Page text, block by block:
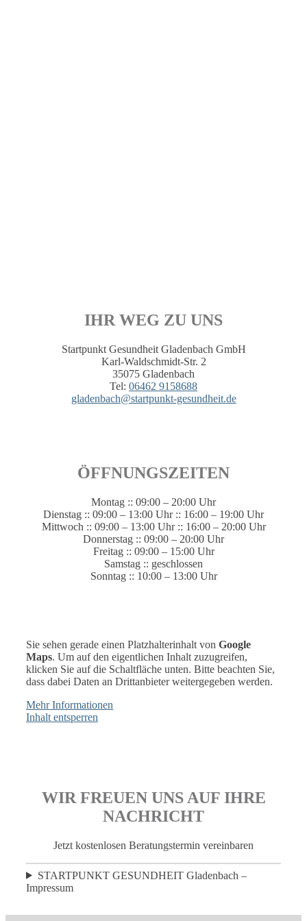
IHR WEG ZU UNS
Startpunkt Gesundheit Gladenbach GmbH
Karl-Waldschmidt-Str. 2
35075 Gladenbach
Tel: 06462 9158688
gladenbach@startpunkt-gesundheit.de
ÖFFNUNGSZEITEN
Montag :: 09:00 – 20:00 Uhr
Dienstag :: 09:00 – 13:00 Uhr :: 16:00 – 19:00 Uhr
Mittwoch :: 09:00 – 13:00 Uhr :: 16:00 – 20:00 Uhr
Donnerstag :: 09:00 – 20:00 Uhr
Freitag :: 09:00 – 15:00 Uhr
Samstag :: geschlossen
Sonntag :: 10:00 – 13:00 Uhr
Sie sehen gerade einen Platzhalterinhalt von Google
Maps. Um auf den eigentlichen Inhalt zuzugreifen,
klicken Sie auf die Schaltfläche unten. Bitte beachten Sie,
dass dabei Daten an Drittanbieter weitergegeben werden.
Mehr Informationen
Inhalt entsperren
WIR FREUEN UNS AUF IHRE
NACHRICHT
Jetzt kostenlosen Beratungstermin vereinbaren
STARTPUNKT GESUNDHEIT Gladenbach –
Impressum